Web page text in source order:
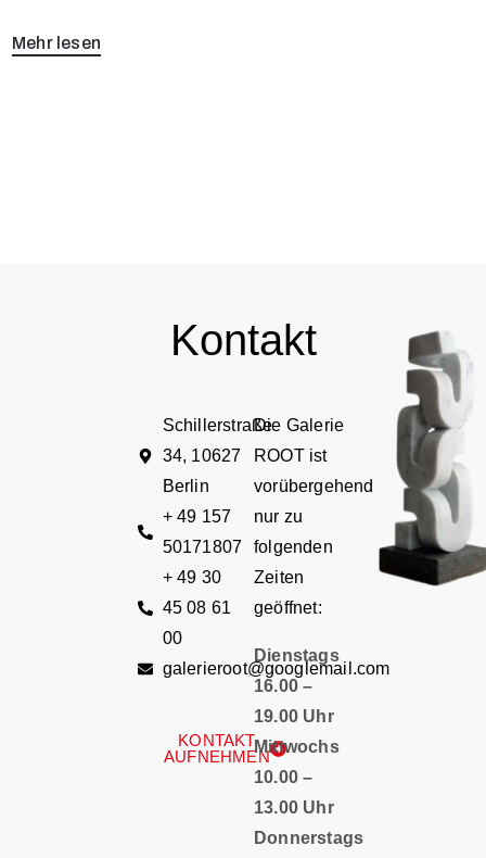
Mehr lesen
Kontakt
Schillerstraße
34, 10627
Berlin
+ 49 157
50171807
+ 49 30
45 08 61
00
galerieroot@googlemail.com
KONTAKT
AUFNEHMEN
Die Galerie
ROOT ist
vorübergehend
nur zu
folgenden
Zeiten
geöffnet:
Dienstags
16.00 –
19.00 Uhr
Mittwochs
10.00 –
13.00 Uhr
Donnerstags